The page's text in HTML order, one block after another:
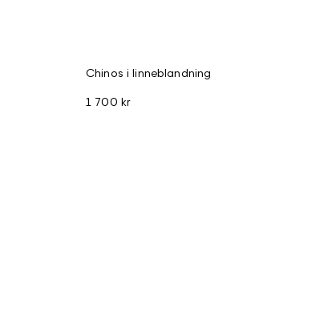
Chinos i linneblandning
1 700 kr